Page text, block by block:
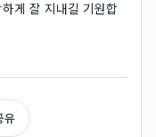
게 잘 지내길 기원합
유